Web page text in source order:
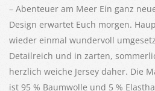
– Abenteuer am Meer Ein ganz
Design erwartet Euch morgen.
wieder einmal wundervoll
Detailreich und in zarten,
herzlich weiche Jersey daher. Die
ist 95 % Baumwolle und 5 %